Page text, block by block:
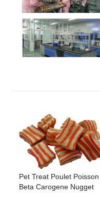
Pet Treat Poulet Poisson
Beta Carogene Nugget